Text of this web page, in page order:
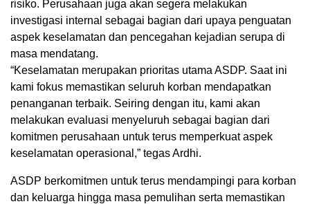
risiko. Perusahaan juga akan segera melakukan
investigasi internal sebagai bagian dari upaya penguatan
aspek keselamatan dan pencegahan kejadian serupa di
masa mendatang.
“Keselamatan merupakan prioritas utama ASDP. Saat ini
kami fokus memastikan seluruh korban mendapatkan
penanganan terbaik. Seiring dengan itu, kami akan
melakukan evaluasi menyeluruh sebagai bagian dari
komitmen perusahaan untuk terus memperkuat aspek
keselamatan operasional,” tegas Ardhi.
ASDP berkomitmen untuk terus mendampingi para korban
dan keluarga hingga masa pemulihan serta memastikan